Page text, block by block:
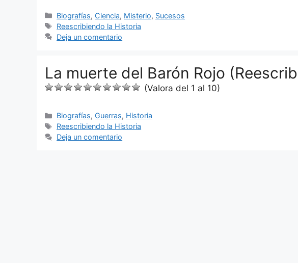
Categorías
Biografías, Ciencia, Misterio, Sucesos
Etiquetas
Reescribiendo la Historia
Deja un comentario
La muerte del Barón Rojo
(Valora del 1 al 10)
Categorías
Biografías, Guerras, Historia
Etiquetas
Reescribiendo la Historia
Deja un comentario